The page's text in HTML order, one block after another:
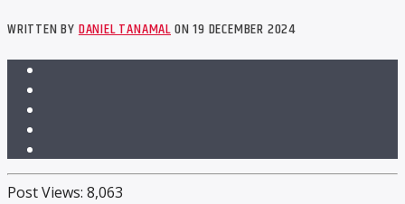
WRITTEN BYDANIEL TANAMALON 19 DECEMBER 2024
Post Views: 8,063